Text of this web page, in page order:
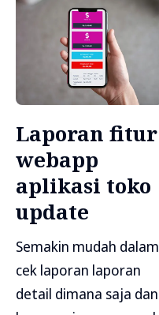
Laporan fitur
webapp
aplikasi toko
update
Semakin mudah dalam
cek laporan laporan
detail dimana saja dan